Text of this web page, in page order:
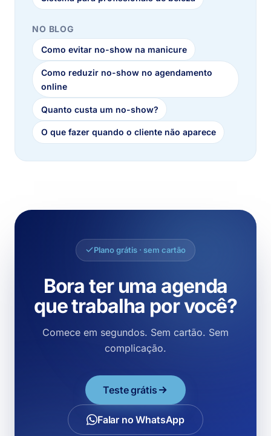
NO BLOG
Como evitar no-show na manicure
Como reduzir no-show no agendamento
online
Quanto custa um no-show?
O que fazer quando o cliente não aparece
Plano grátis · sem cartão
Bora ter uma agenda
que trabalha por você?
Comece em segundos. Sem cartão. Sem
complicação.
Teste grátis
Falar no WhatsApp